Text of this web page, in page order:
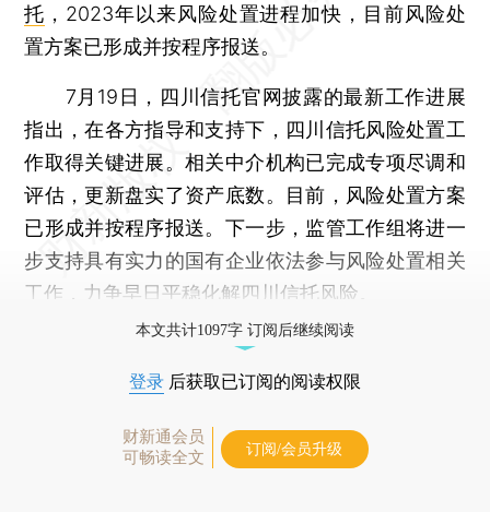
托 ，2023年以来风险处置进程加快，目前风险处
置方案已形成并按程序报送。
7月19日，四川信托官网披露的最新工作进展
指出，在各方指导和支持下，四川信托风险处置工
作取得关键进展。相关中介机构已完成专项尽调和
评估，更新盘实了资产底数。目前，风险处置方案
已形成并按程序报送。下一步，监管工作组将进一
步支持具有实力的国有企业依法参与风险处置相关
工作，力争早日平稳化解四川信托风险。
本文共计1097字 订阅后继续阅读
登录 后获取已订阅的阅读权限
财新通会员
可畅读全文
订阅/会员升级